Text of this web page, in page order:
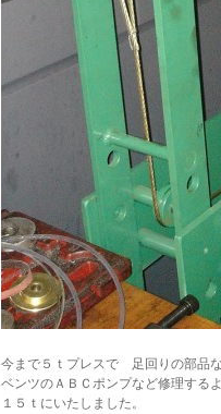
今まで５ｔプレスで 足回りの部品
ベンツのＡＢＣポンプなど修理す
１５ｔにいたしました。